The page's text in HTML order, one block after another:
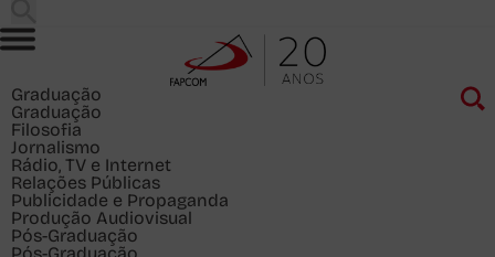
Graduação
Graduação
Filosofia
Jornalismo
Rádio, TV e Internet
Relações Públicas
Publicidade e Propaganda
Produção Audiovisual
Pós-Graduação